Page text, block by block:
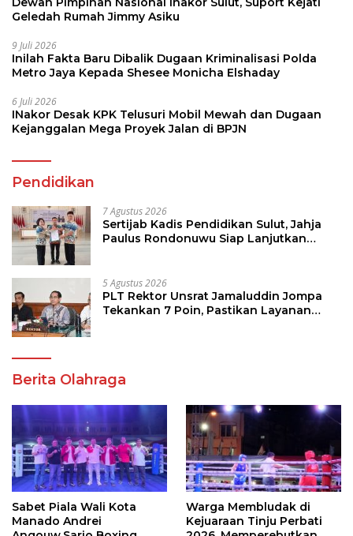
Geledah Rumah Jimmy Asiku
9 Juli 2026
Inilah Fakta Baru Dibalik Dugaan Kriminalisasi Polda
Metro Jaya Kepada Shesee Monicha Elshaday
6 Juli 2026
INakor Desak KPK Telusuri Mobil Mewah dan Dugaan
Kejanggalan Mega Proyek Jalan di BPJN
Pendidikan
7 Agustus 2026
Sertijab Kadis Pendidikan Sulut, Jahja
Paulus Rondonuwu Siap Lanjutkan
5 Agustus 2026
PLT Rektor Unsrat Jamaluddin Jompa
Tekankan 7 Poin, Pastikan Layanan
Berita Olahraga
Sabet Piala Wali Kota
Manado Andrei
Warga Membludak di
Kejuaraan Tinju Perbati